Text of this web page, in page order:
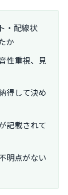
・配線状
か
性重視、見
得して決め
記載されて
明点がない